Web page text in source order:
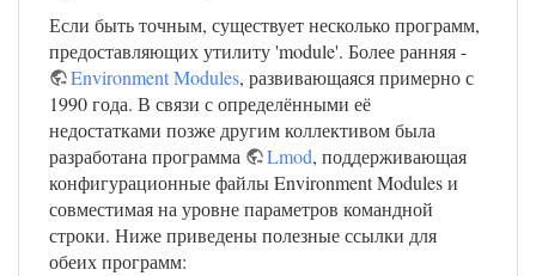
Если быть точным, существует несколько программ,
предоставляющих утилиту 'module'. Более ранняя -
Environment Modules, развивающаяся примерно с
1990 года. В связи с определёнными её
недостатками позже другим коллективом была
разработана программа
Lmod, поддерживающая
конфигурационные файлы Environment Modules и
совместимая на уровне параметров командной
строки. Ниже приведены полезные ссылки для
обеих программ: